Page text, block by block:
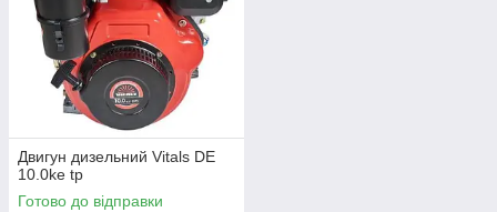
Двигун дизельний Vitals DE
10.0ke tp
Готово до відправки